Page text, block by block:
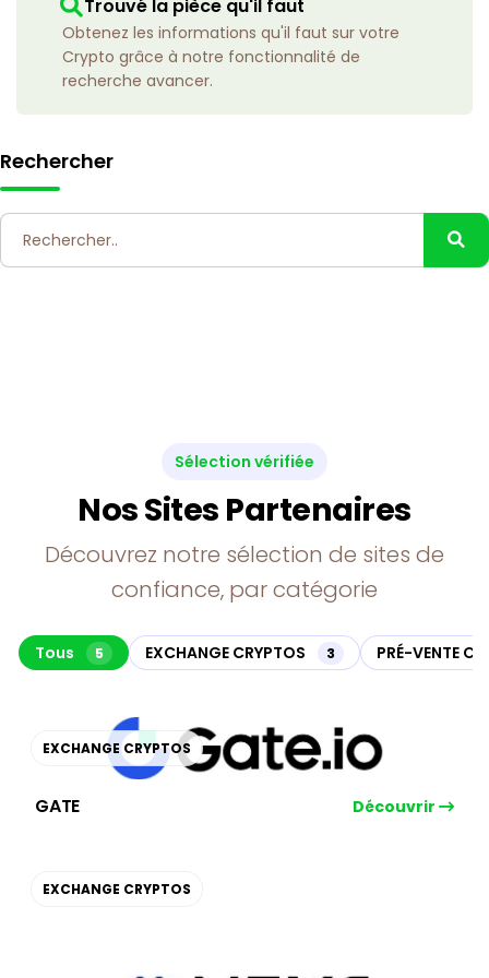
Trouvé la pièce qu'il faut
Obtenez les informations qu'il faut sur votre
Crypto grâce à notre fonctionnalité de
recherche avancer.
Rechercher
Sélection vérifiée
Nos Sites Partenaires
Découvrez notre sélection de sites de
confiance, par catégorie
Tous 5 EXCHANGE CRYPTOS 3 PRÉ-VENTE
EXCHANGE CRYPTOS
GATE Découvrir
EXCHANGE CRYPTOS